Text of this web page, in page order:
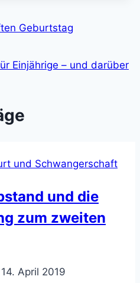
Geburtstag
Einjährige – und darüber
und Schwangerschaft
und die
zum zweiten
14. April 2019